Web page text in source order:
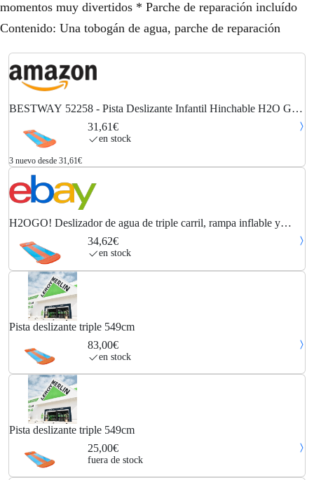
momentos muy divertidos * Parche de reparación incluído
Contenido: Una tobogán de agua, parche de reparación
BESTWAY 52258 - Pista Deslizante Infantil Hinchable H2O Go!
Triple 549 cm con Conexión a Manguera de Jardín, Piscina Final y
Parche de Reparación Incluido...
31,61€
en stock
3 nuevo desde 31,61€
H2OGO! Deslizador de agua de triple carril, rampa inflable y
rociadores incorporados - BW52258
34,62€
en stock
Pista deslizante triple 549cm
83,00€
en stock
Pista deslizante triple 549cm
25,00€
fuera de stock